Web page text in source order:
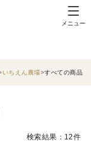
メニュー
いちえん農場 すべての商品
検索結果：12件